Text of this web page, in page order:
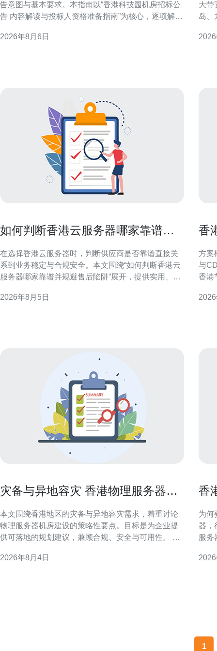
告意图与基本要求。本指南以“香港科技园机房招标公
告 内容解读与投标人资格准备指南”为核心，逐项解析
准备投标文件，提升中标概率。 招标公告概览：把握
2026年8月6日
大带
岛、
性，
如何判断香港云服务器哪家靠谱并
在选择香港云服务器时，判断供应商是否靠谱直接关
系到业务稳定与合规安全。本文围绕“如何判断香港云
服务器哪家靠谱并规避售后陷阱”展开，提供实用、可
么选择香港云服务器值得慎重考虑 香港作为国际互联
2026年8月5日
香
方案概述与
与
香港
性，
灾备与异地容灾 香港物理服务器机
本文围绕香港地区的灾备与异地容灾需求，着重讨论
物理服务器机房建设的策略性要点。目标是为企业提
供可落地的规划建议，兼顾合规、安全与可用性。 香
枢纽，业务连续性要求高。自然灾害、供电中断或网
2026年8月4日
香
为何要
器，
服务
导向
1